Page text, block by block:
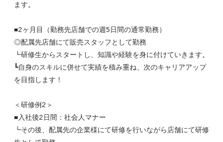
ます。
■2ヶ月目（勤務先店舗での週5日間の通常勤務）
◎配属先店舗にて販売スタッフとして勤務
┗研修生からスタートし、知識や経験を身に付けていきます。
┗自身のスキルに併せて実績を積み重ね、次のキャリアアップ
を目指します！
＜研修例2＞
■入社後2日間：社会人マナー
┗その後、配属先の企業様にて研修を行いながら店舗にて研修